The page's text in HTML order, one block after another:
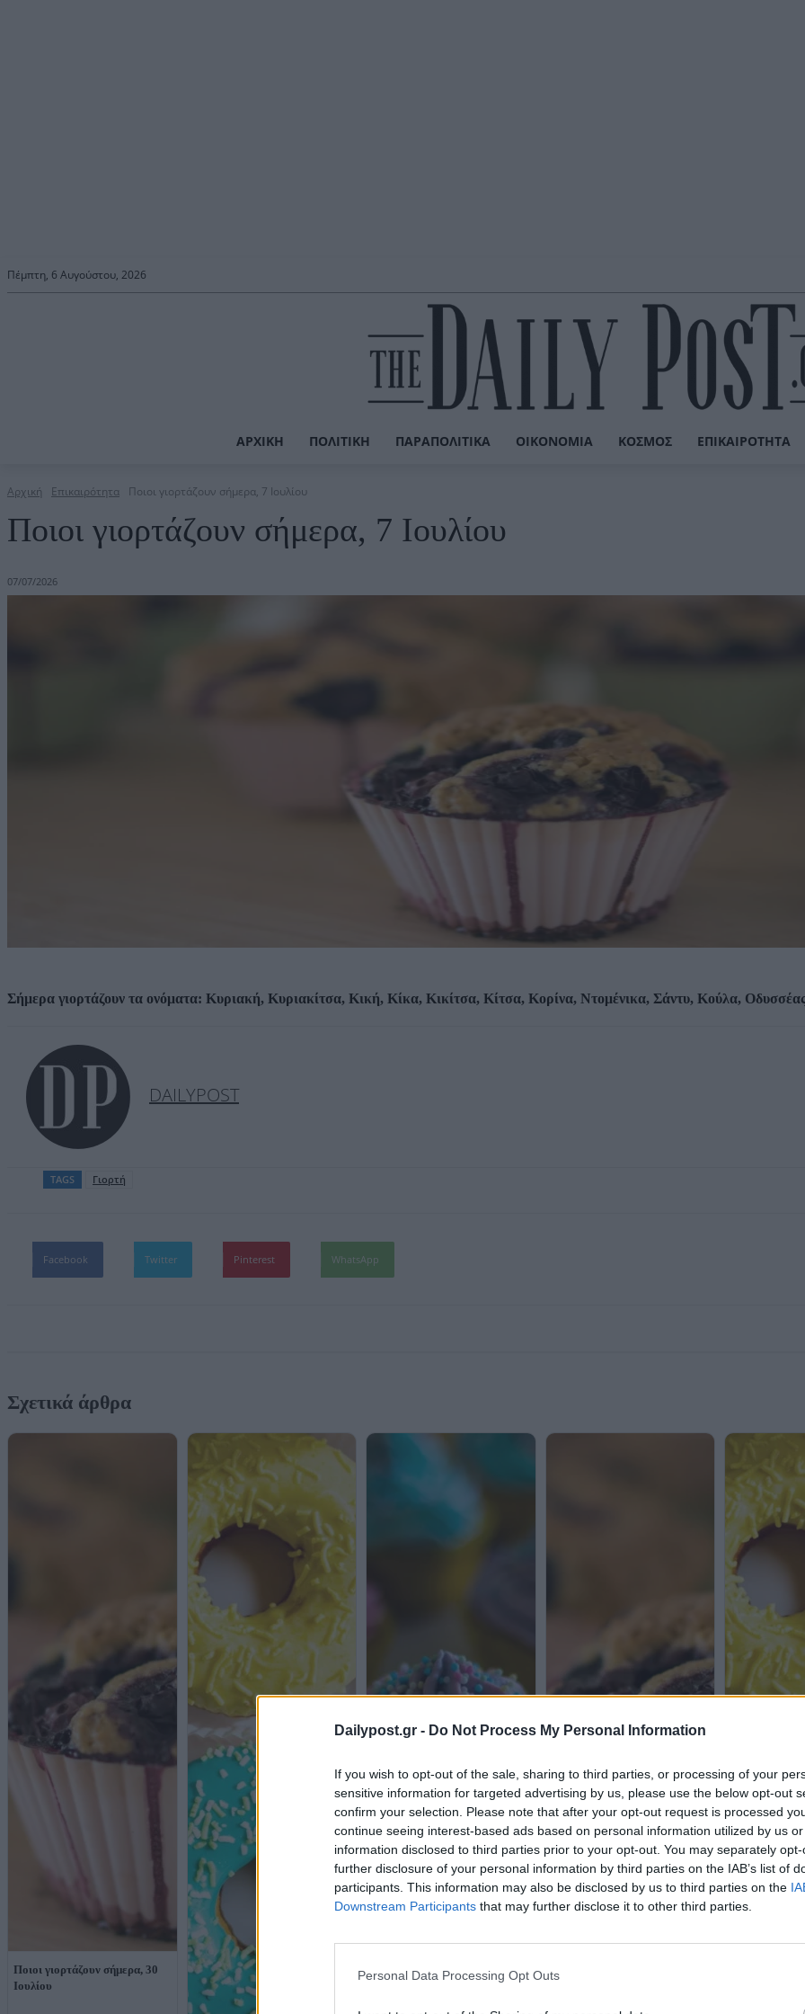
Dailypost.gr - Do Not Process My Personal Information
If you wish to opt-out of the sale, sharing to third parties, or processing of your
sensitive information for targeted advertising by us, please use the below opt-out
confirm your selection. Please note that after your opt-out request is processed
continue seeing interest-based ads based on personal information utilized by us
information disclosed to third parties prior to your opt-out. You may separately
further disclosure of your personal information by third parties on the IAB’s list of
participants. This information may also be disclosed by us to third parties on the
Downstream Participants that may further disclose it to other third parties.
Personal Data Processing Opt Outs
Πέμπτη, 6 Αυγούστου, 2026
ΑΡΧΙΚΉ ΠΟΛΙΤΙΚΉ ΠΑΡΑΠΟΛΙΤΙΚΆ ΟΙΚΟΝΟΜΊΑ ΚΌΣΜΟΣ ΕΠΙΚΑΙΡΌΤΗΤΑ
Αρχική Επικαιρότητα Ποιοι γιορτάζουν σήμερα, 7 Ιουλίου
Ποιοι γιορτάζουν σήμερα, 7 Ιουλίου
07/07/2026
Σήμερα γιορτάζουν τα ονόματα: Κυριακή, Κυριακίτσα, Κική, Κίκα, Κικίτσα, Κίτσα, Κορίνα, Ντομένικα, Σάντυ, Κούλα,
DAILYPOST
TAGS Γιορτή
Facebook Twitter Pinterest WhatsApp
Σχετικά άρθρα
Ποιοι γιορτάζουν σήμερα, 30
Ιουλίου
Ποιοι γιορτάζουν σήμερα, 22